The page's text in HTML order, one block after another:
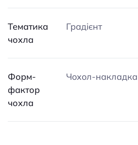
Тематика
чохла
Градієнт
Форм-
фактор
чохла
Чохол-накладка